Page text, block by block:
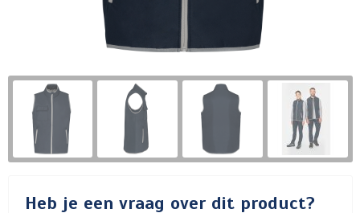
Heb je een vraag over dit product?